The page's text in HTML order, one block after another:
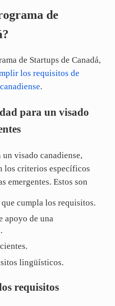
de
de Startups de Canadá,
los requisitos de
.
para un visado
visado canadiense,
los criterios específicos
emergentes. Estos son
cumpla los requisitos.
apoyo de una
lingüísticos.
requisitos